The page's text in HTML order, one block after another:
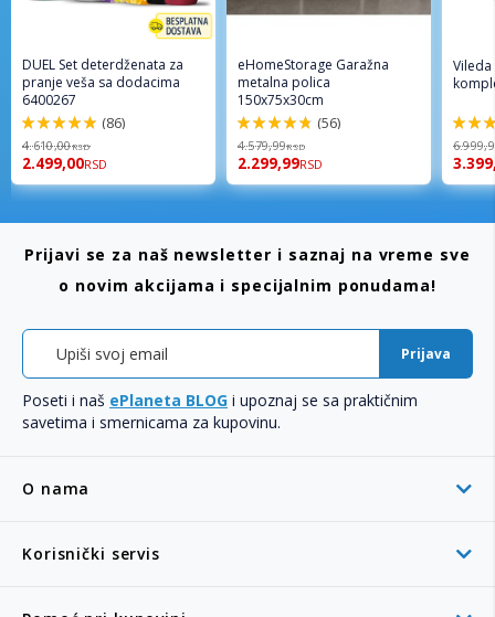
DUEL Set deterdženata za
pranje veša sa dodacima
6400267
98%
(86)
4.610,00RSD
2.499,00RSD
eHomeStorage Garažna
metalna polica
150x75x30cm
96%
(56)
4.579,99RSD
2.299,99RSD
92%
O nama
Korisnički servis
Prijavi se za naš newsletter i saznaj na vreme sve
o novim akcijama i specijalnim ponudama!
Prijava
Poseti i naš ePlaneta BLOG i upoznaj se sa praktičnim
savetima i smernicama za kupovinu.